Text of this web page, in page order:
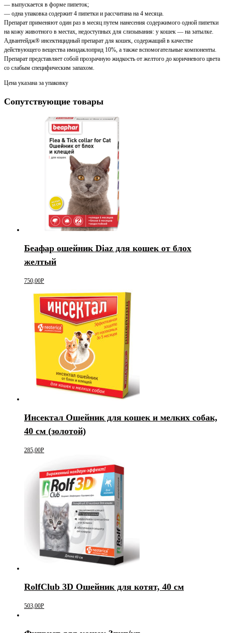
— выпускается в форме пипеток;
— одна упаковка содержит 4 пипетки и рассчитана на 4 месяца.
Препарат применяют один раз в месяц путем нанесения содержимого одной пипетки
на кожу животного в местах, недоступных для слизывания: у кошек — на затылке.
Адвантейдж® инсектицидный препарат для кошек, содержащий в качестве
действующего вещества имидаклоприд 10%, а также вспомогательные компоненты.
Препарат представляет собой прозрачную жидкость от желтого до коричневого цвета
со слабым специфическим запахом.
Цена указана за упаковку
Сопутствующие товары
Беафар ошейник Diaz для кошек от блох
желтый
750,00Р
Инсектал Ошейник для кошек и мелких собак,
40 см (золотой)
285,00Р
RolfClub 3D Ошейник для котят, 40 см
503,00Р